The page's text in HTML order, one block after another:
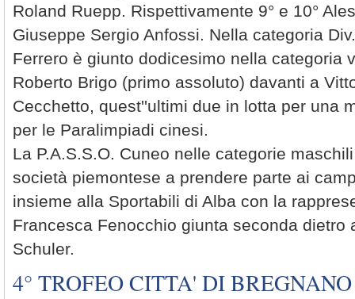
Roland Ruepp. Rispettivamente 9° e 10°
Giuseppe Sergio Anfossi. Nella categoria
Ferrero è giunto dodicesimo nella categoria
Roberto Brigo (primo assoluto) davanti a
Cecchetto, quest''ultimi due in lotta per una
per le Paralimpiadi cinesi.
La P.A.S.S.O. Cuneo nelle categorie
società piemontese a prendere parte ai
insieme alla Sportabili di Alba con la
Francesca Fenocchio giunta seconda dietro
Schuler.
4° TROFEO CITTA' DI